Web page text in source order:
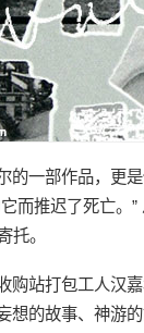
的一部作品，更
而推迟了死亡。
托。
购站打包工人汉
的故事、神游